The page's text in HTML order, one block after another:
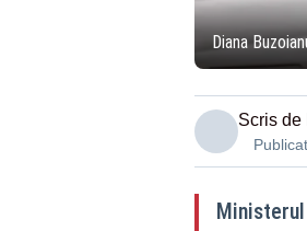
Diana
Scris de